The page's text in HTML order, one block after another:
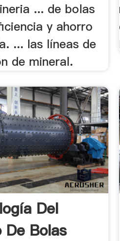
... de bolas
y ahorro
... las líneas de
de mineral.
Del
De Bolas